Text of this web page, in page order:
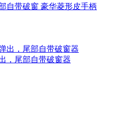
自带破窗 豪华菱形皮手柄
，尾部自带破窗器